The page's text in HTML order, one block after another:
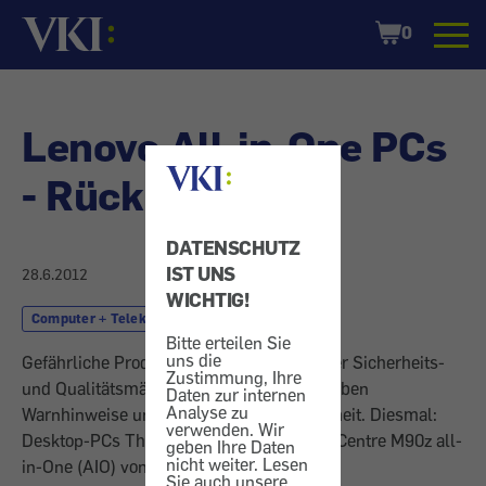
DATENSCHUTZ
IST UNS
WICHTIG!
Bitte erteilen Sie
uns die
Zustimmung, Ihre
Daten zur internen
Analyse zu
verwenden. Wir
geben Ihre Daten
nicht weiter. Lesen
Sie auch unsere
Startseite
Shopping
Cart
0
Lenovo All-in-One PCs
- Rückrufaktion
28.6.2012
Computer + Telekom
Gefährliche Produkte: Wir informieren über Sicherheits-
und Qualitätsmängel, Rückrufaktionen, geben
Warnhinweise und Tipps für mehr Sicherheit. Diesmal:
Desktop-PCs ThinkCentre M70z und ThinCentre M90z all-
in-One (AIO) von Lenovo.